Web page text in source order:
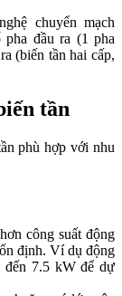
chuyển mạch
pha đầu ra (1 pha
(biến tần hai cấp,
tần
phù hợp với nhu
công suất động
định. Ví dụ động
đến 7.5 kW để dự